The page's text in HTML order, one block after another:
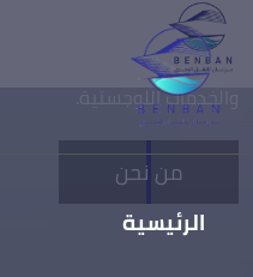
الرئيسية
تأسست بن بان للنقل البحري،
والخدمات اللوجستية.
من نحن